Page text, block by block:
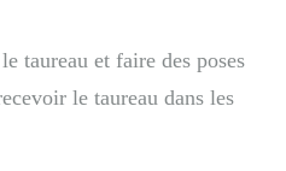
taureau et faire des poses
le taureau dans les